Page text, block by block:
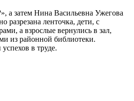
а затем Нина Васильевна Ужегова
разрезана ленточка, дети, с
а взрослые вернулись в зал,
из районной библиотеки.
в труде.